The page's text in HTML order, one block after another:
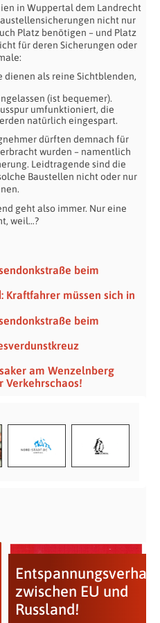
in Wuppertal dem Landrecht
nicht nur
Platz benötigen – und Platz
für deren Sicherungen oder
dienen als reine Sichtblenden,
(ist bequemer).
umfunktioniert, die
natürlich eingespart.
dürften demnach für
wurden – namentlich
Leidtragende sind die
Baustellen nicht oder nur
geht also immer. Nur eine
weil…?
beim
Kraftfahrer müssen sich in
beim
am Wenzelnberg
Verkehrschaos!
zwischen EU und
Russland!